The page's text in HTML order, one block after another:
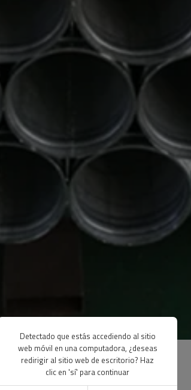
enrollada de YOUFA
Detectado que estás accediendo al sitio
web móvil en una computadora, ¿deseas
redirigir al sitio web de escritorio? Haz
clic en 'sí' para continuar